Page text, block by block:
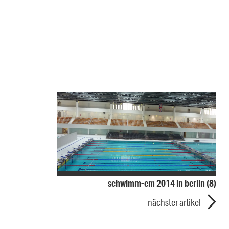
schwimm-em 2014 in berlin (8)
nächster artikel